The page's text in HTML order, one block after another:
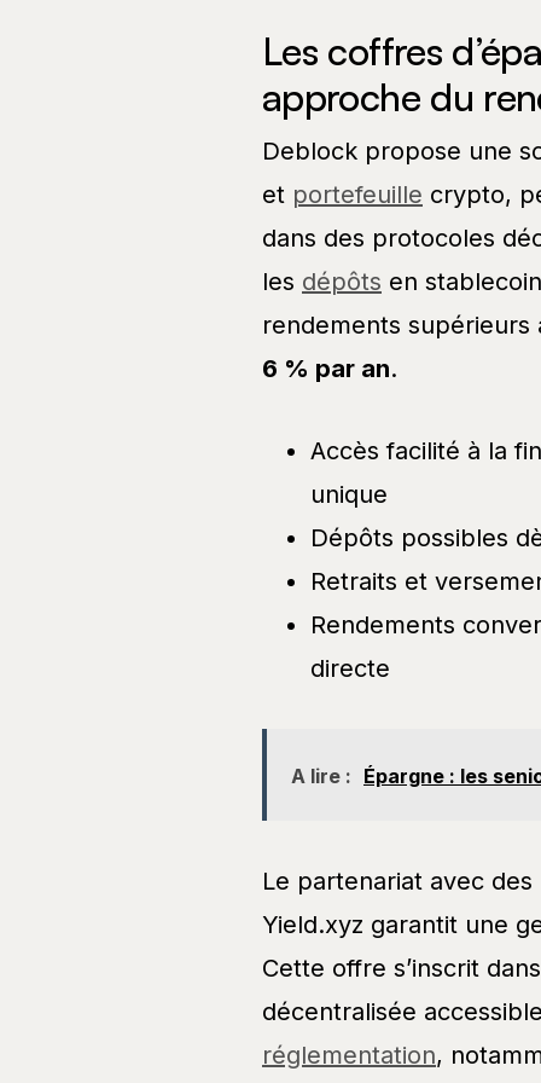
Les coffres
approche du
Deblock propose une
et portefeuille crypto,
dans des protocoles
les dépôts en
rendements supérieurs
6 % par an.
Accès facilité à la
unique
Dépôts possibles
Retraits et
Rendements
directe
A lire : Épargne : les
Le partenariat avec
Yield.xyz garantit une
Cette offre s’inscrit
décentralisée
réglementation,